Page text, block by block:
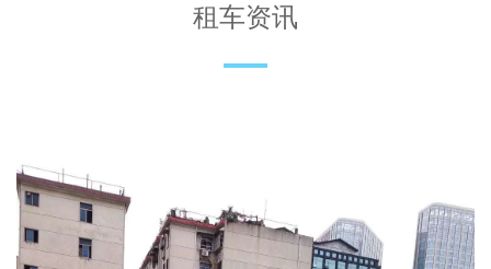
租车资讯